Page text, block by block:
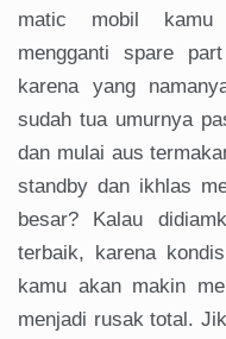
matic mobil kamu
mengganti spare
karena yang
sudah tua umurnya
dan mulai aus
standby dan ikhlas
besar? Kalau
terbaik, karena
kamu akan makin
menjadi rusak total.